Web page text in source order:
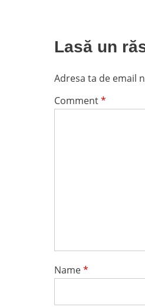
Lasă un
Adresa ta de email
Comment*
Name*